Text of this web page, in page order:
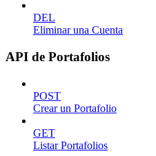
DEL
Eliminar una Cuenta
API de Portafolios
POST
Crear un Portafolio
GET
Listar Portafolios